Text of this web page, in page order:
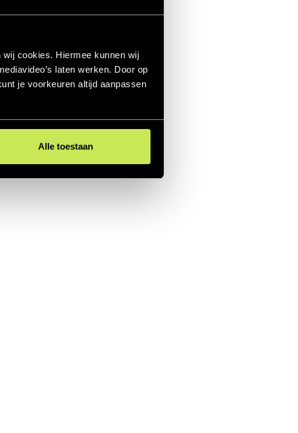
cookies. Hiermee kunnen wij
laten werken. Door op
je voorkeuren altijd aanpassen
Alle toestaan